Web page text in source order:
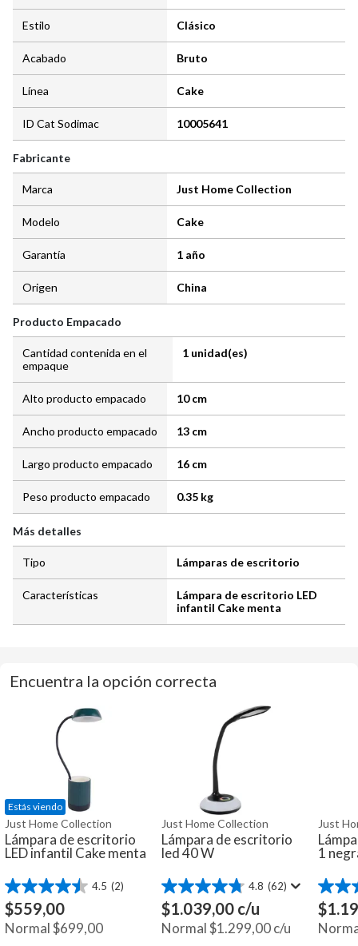
Estilo Clásico
Acabado Bruto
Línea Cake
ID Cat Sodimac 10005641
Fabricante
Marca Just Home Collection
Modelo Cake
Garantía 1 año
Origen China
Producto Empacado
Cantidad contenida en el
empaque
1 unidad(es)
Alto producto empacado 10 cm
Ancho producto empacado 13 cm
Largo producto empacado 16 cm
Peso producto empacado 0.35 kg
Más detalles
Tipo Lámparas de escritorio
Características
Lámpara de escritorio LED
infantil Cake menta
Encuentra la opción correcta
Estás viendo
Just Home Collection
Lámpara de escritorio
LED infantil Cake menta
4.5 (2)
4.5
de
5
estrellas.
$559,00
Normal$699,00
Just Home Collection
Lámpara de escritorio
led 40 W
4.8 (62)
4.8
de
5
estrellas.
$1.039,00 c/u
Normal$1.299,00c/u
Just
1
4.7
de
5
$